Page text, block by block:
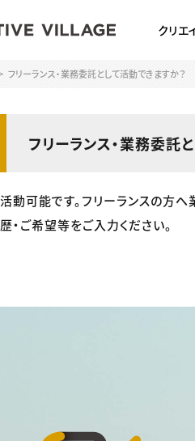
クリエ
フリーランス・業務委託として活動できますか？
フリーランス・業務委託
活動可能です。フリーランスの方
歴・ご希望等をご入力ください。